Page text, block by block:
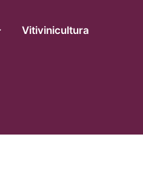
Vitivinicultura